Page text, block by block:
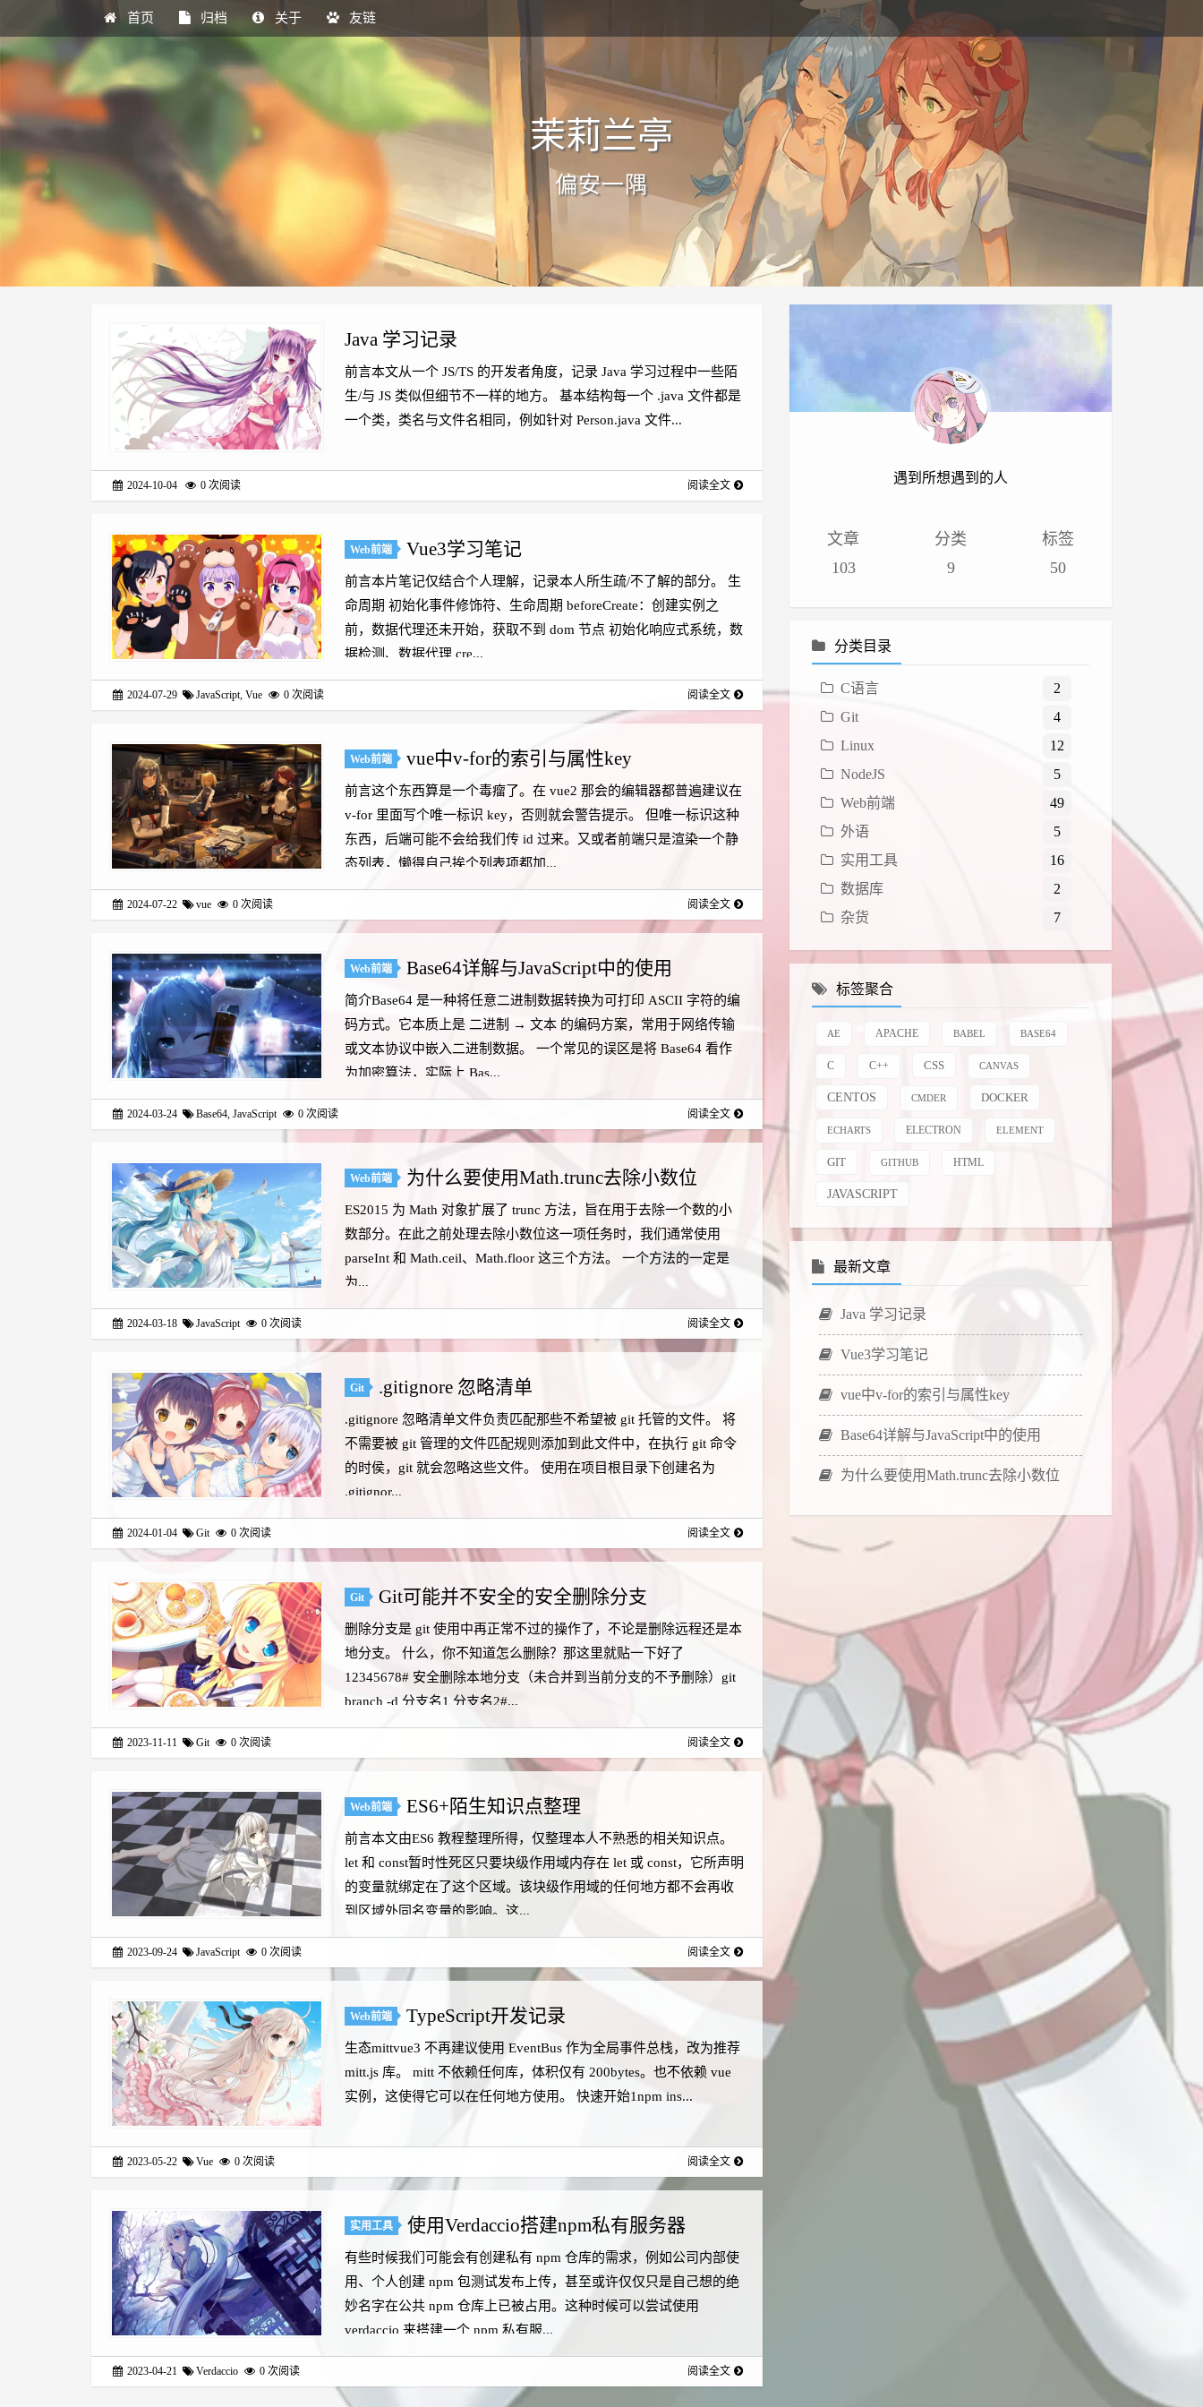
首页 归档 关于 友链
茉莉兰亭
偏安一隅
Java 学习记录
前言本文从一个 JS/TS 的开发者角度，记录 Java 学习过程中一些陌
生/与 JS 类似但细节不一样的地方。 基本结构每一个 .java 文件都是
一个类，类名与文件名相同，例如针对 Person.java 文件...
2024-10-04 0 次阅读 阅读全文
Web前端 Vue3学习笔记
前言本片笔记仅结合个人理解，记录本人所生疏/不了解的部分。 生
命周期 初始化事件修饰符、生命周期 beforeCreate：创建实例之
前，数据代理还未开始，获取不到 dom 节点 初始化响应式系统，数
据检测、数据代理 cre...
2024-07-29 JavaScript,Vue 0次阅读 阅读全文
Web前端 vue中v-for的索引与属性key
前言这个东西算是一个毒瘤了。在 vue2 那会的编辑器都普遍建议在
v-for 里面写个唯一标识 key，否则就会警告提示。 但唯一标识这种
东西，后端可能不会给我们传 id 过来。又或者前端只是渲染一个静
态列表，懒得自己挨个列表项都加...
2024-07-22 vue 0次阅读 阅读全文
Web前端 Base64详解与JavaScript中的使用
简介Base64 是一种将任意二进制数据转换为可打印 ASCII 字符的编
码方式。它本质上是 二进制 → 文本 的编码方案，常用于网络传输
或文本协议中嵌入二进制数据。 一个常见的误区是将 Base64 看作
为加密算法，实际上 Bas...
2024-03-24 Base64,JavaScript 0次阅读 阅读全文
Web前端 为什么要使用Math.trunc去除小数位
ES2015 为 Math 对象扩展了 trunc 方法，旨在用于去除一个数的小
数部分。在此之前处理去除小数位这一项任务时，我们通常使用
parseInt 和 Math.ceil、Math.floor 这三个方法。 一个方法的一定是
为...
2024-03-18 JavaScript 0次阅读 阅读全文
Git .gitignore 忽略清单
.gitignore 忽略清单文件负责匹配那些不希望被 git 托管的文件。 将
不需要被 git 管理的文件匹配规则添加到此文件中，在执行 git 命令
的时侯，git 就会忽略这些文件。 使用在项目根目录下创建名为
.gitignor...
2024-01-04 Git 0次阅读 阅读全文
Git Git可能并不安全的安全删除分支
删除分支是 git 使用中再正常不过的操作了，不论是删除远程还是本
地分支。 什么，你不知道怎么删除？那这里就贴一下好了
12345678# 安全删除本地分支（未合并到当前分支的不予删除）git
branch -d 分支名1 分支名2#...
2023-11-11 Git 0次阅读 阅读全文
Web前端 ES6+陌生知识点整理
前言本文由ES6 教程整理所得，仅整理本人不熟悉的相关知识点。
let 和 const暂时性死区只要块级作用域内存在 let 或 const，它所声明
的变量就绑定在了这个区域。该块级作用域的任何地方都不会再收
到区域外同名变量的影响。这...
2023-09-24 JavaScript 0次阅读 阅读全文
Web前端 TypeScript开发记录
生态mittvue3 不再建议使用 EventBus 作为全局事件总栈，改为推荐
mitt.js 库。 mitt 不依赖任何库，体积仅有 200bytes。也不依赖 vue
实例，这使得它可以在任何地方使用。 快速开始1npm ins...
2023-05-22 Vue 0次阅读 阅读全文
实用工具 使用Verdaccio搭建npm私有服务器
有些时候我们可能会有创建私有 npm 仓库的需求，例如公司内部使
用、个人创建 npm 包测试发布上传，甚至或许仅仅只是自己想的绝
妙名字在公共 npm 仓库上已被占用。这种时候可以尝试使用
verdaccio 来搭建一个 npm 私有服...
2023-04-21 Verdaccio 0次阅读 阅读全文
遇到所想遇到的人
文章
103
分类
9
标签
50
分类目录
C语言
2
Git
4
Linux
12
NodeJS
5
Web前端
49
外语
5
实用工具
16
数据库
2
杂货
7
标签聚合
AE APACHE BABEL BASE64
C C++ CSS CANVAS
CENTOS CMDER DOCKER
ECHARTS ELECTRON ELEMENT
GIT GITHUB HTML
JAVASCRIPT
最新文章
Java 学习记录
Vue3学习笔记
vue中v-for的索引与属性key
Base64详解与JavaScript中的使用
为什么要使用Math.trunc去除小数位